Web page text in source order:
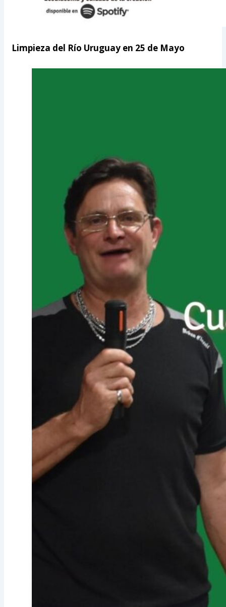
Limpieza del Río Uruguay en 25 de Mayo